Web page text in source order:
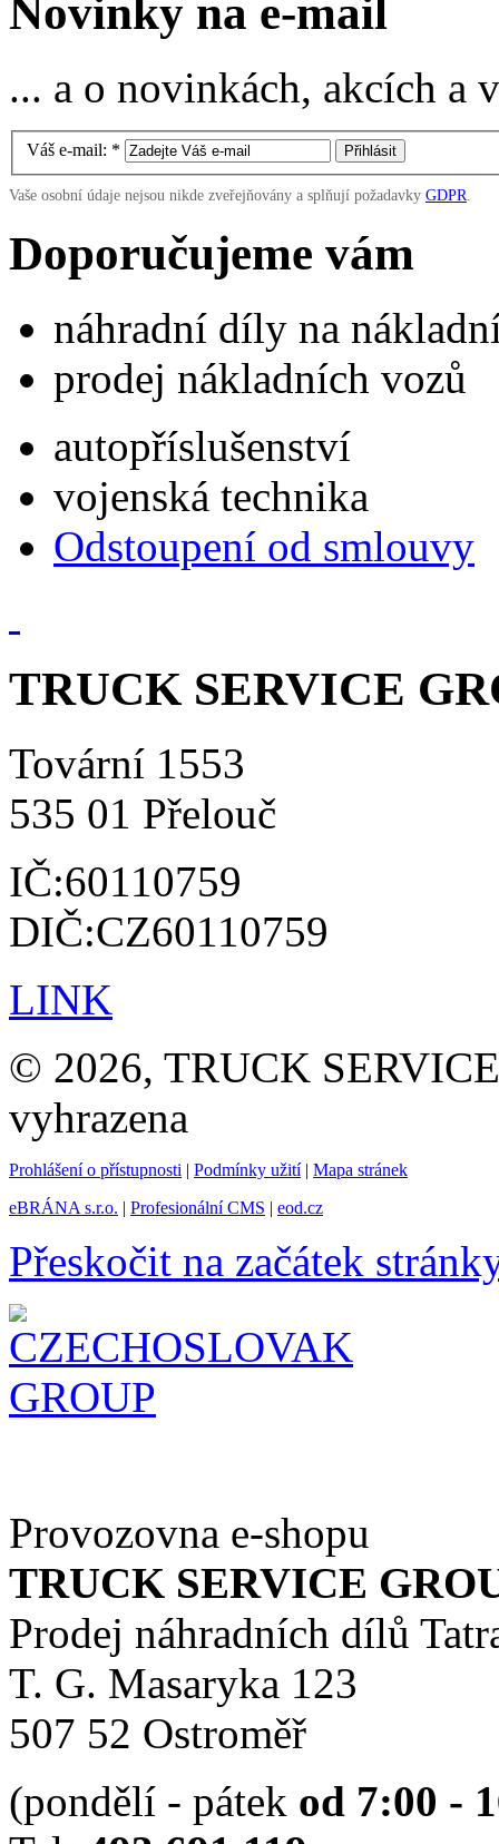
Novinky na e-mail
... a o novinkách, akcích
Váš e-mail: *
Vaše osobní údaje nejsou nikde zveřejňovány a splňují požadavky GDPR
Doporučujeme vám
náhradní díly na
prodej nákladních vozů
autopříslušenství
vojenská technika
Odstoupení od smlouvy
TRUCK SERVICE
Tovární 1553
535 01 Přelouč
IČ:60110759
DIČ:CZ60110759
LINK
© 2026, TRUCK
vyhrazena
Prohlášení o přístupnosti | Podmínky užití| Mapa stránek
eBRÁNA s.r.o. | Profesionální CMS | eod.cz
Přeskočit na začátek
Provozovna e-shopu
TRUCK SERVICE
Prodej náhradních dílů
T. G. Masaryka 123
507 52 Ostroměř
(pondělí - pátek od 7:00 -